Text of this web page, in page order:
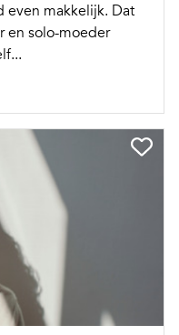
even makkelijk. Dat
en solo-moeder